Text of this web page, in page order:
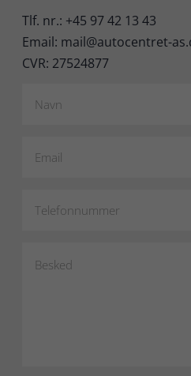
Tlf. nr.: +45 97 42 13 43
Email: mail@autocentret-
CVR: 27524877